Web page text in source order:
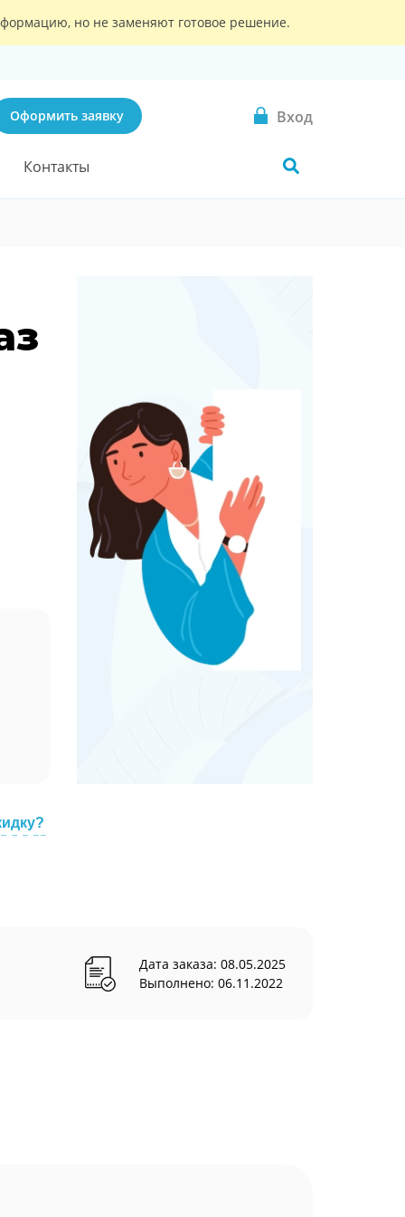
но не заменяют готовое решение.
Оформить заявку Вход
Контакты
Дата заказа: 08.05.2025
Выполнено: 06.11.2022